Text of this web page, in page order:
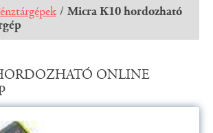
/ Micra K10 hordozható
ONLINE